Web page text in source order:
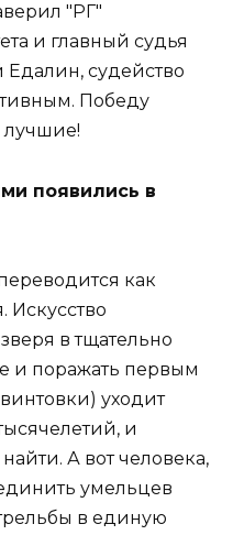
"РГ"
и главный судья
судейство
Победу
лучшие!
появились в
как
Искусство
в тщательно
и поражать первым
уходит
и
А вот человека,
умельцев
в единую